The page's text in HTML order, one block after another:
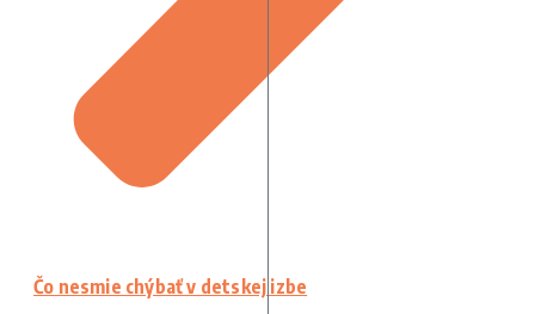
Čo nesmie chýbať v detskej izbe